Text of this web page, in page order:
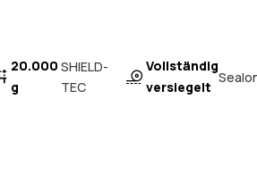
20.000
g
SHIELD-
TEC
Vollständig
versiegelt